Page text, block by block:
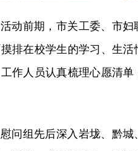
活动前期，市关工委、市妇
排在校学生的学习、生
作人员认真梳理心愿清
慰问组先后深入岩垅、黔